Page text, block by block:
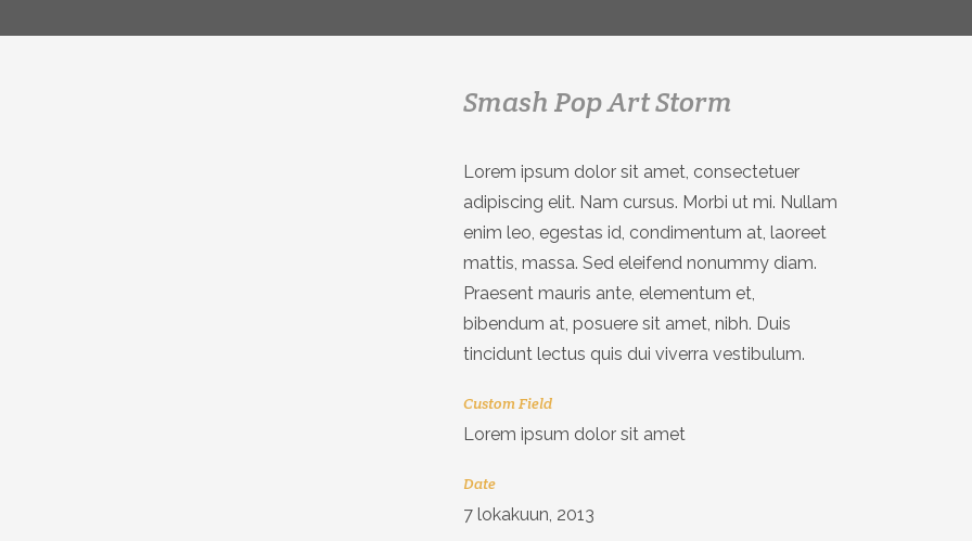
Smash Pop Art Storm
Lorem ipsum dolor sit amet, consectetuer
adipiscing elit. Nam cursus. Morbi ut mi. Nullam
enim leo, egestas id, condimentum at, laoreet
mattis, massa. Sed eleifend nonummy diam.
Praesent mauris ante, elementum et,
bibendum at, posuere sit amet, nibh. Duis
tincidunt lectus quis dui viverra vestibulum.
Custom Field
Lorem ipsum dolor sit amet
Date
7 lokakuun, 2013